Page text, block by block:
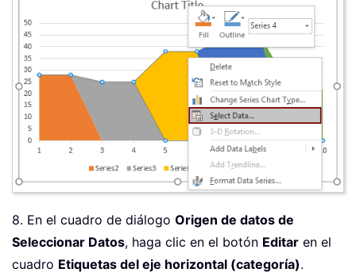
8. En el cuadro de diálogo Origen de datos de
Seleccionar Datos, haga clic en el botón Editar en el
cuadro Etiquetas del eje horizontal (categoría).